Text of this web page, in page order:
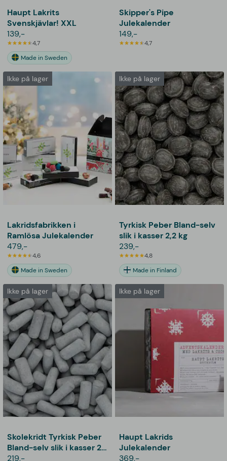
Haupt Lakrits
Svenskjävlar! XXL
139,-
4,7
Made in Sweden
Skipper's Pipe
Julekalender
149,-
4,7
Ikke på lager
Lakridsfabrikken i
Ramlösa Julekalender
479,-
4,6
Made in Sweden
Ikke på lager
Tyrkisk Peber Bland-selv
slik i kasser 2,2 kg
239,-
4,8
Made in Finland
Ikke på lager
Skolekridt Tyrkisk Peber
Bland-selv slik i kasser 2
kg
219,-
Ikke på lager
Haupt Lakrids
Julekalender
369,-